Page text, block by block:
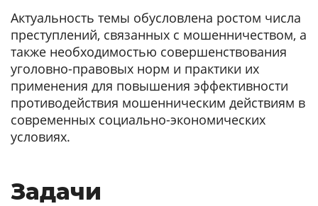
Актуальность темы обусловлена ростом числа
преступлений, связанных с мошенничеством, а
также необходимостью совершенствования
уголовно-правовых норм и практики их
применения для повышения эффективности
противодействия мошенническим действиям в
современных социально-экономических
условиях.
Задачи